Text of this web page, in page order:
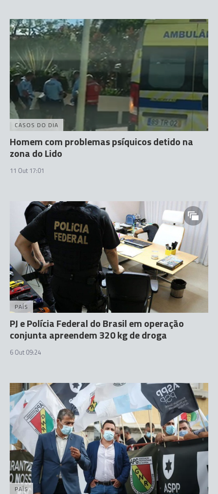
CASOS DO DIA
Homem com problemas psíquicos detido na
zona do Lido
11 Out 17:01
PAÍS
PJ e Polícia Federal do Brasil em operação
conjunta apreendem 320 kg de droga
6 Out 09:24
PAÍS